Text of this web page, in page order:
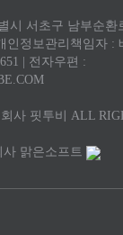
시 서초구 남부순환
인정보관리책임자 :
| 전자우편 :
사 핏투비 ALL
맑은소프트